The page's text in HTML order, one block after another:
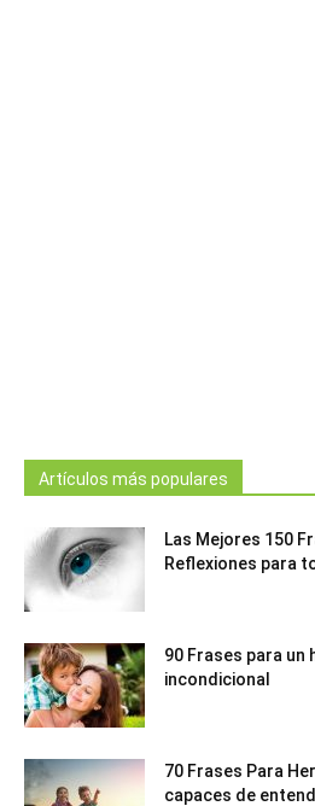
Artículos más populares
Las Mejores 150
Reflexiones para
90 Frases para un
incondicional
70 Frases Para
capaces de